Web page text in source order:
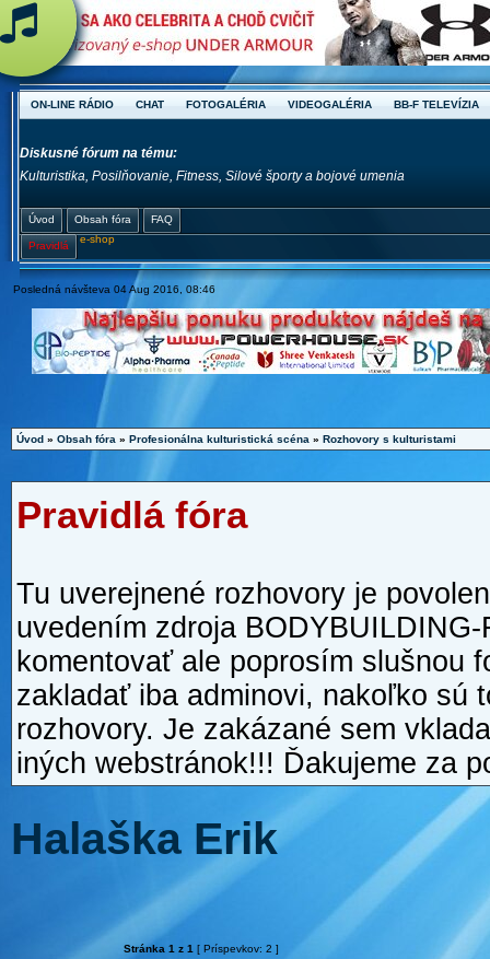
ON-LINE RÁDIO CHAT FOTOGALÉRIA VIDEOGALÉRIA BB-F TELEVÍZIA
Diskusné fórum na tému:
Kulturistika, Posilňovanie, Fitness, Silové športy a bojové umenia
Úvod Obsah fóra FAQ
Pravidlá
e-shop
Posledná návšteva 04 Aug 2016, 08:46
Úvod » Obsah fóra » Profesionálna kulturistická scéna » Rozhovory s kulturistami
Pravidlá fóra
Tu uverejnené rozhovory je
uvedením zdroja
komentovať ale poprosím slušnou
zakladať iba adminovi, nakoľko sú
rozhovory. Je zakázané sem
iných webstránok!!! Ďakujeme za
Halaška Erik
Stránka 1 z 1 [ Príspevkov: 2 ]